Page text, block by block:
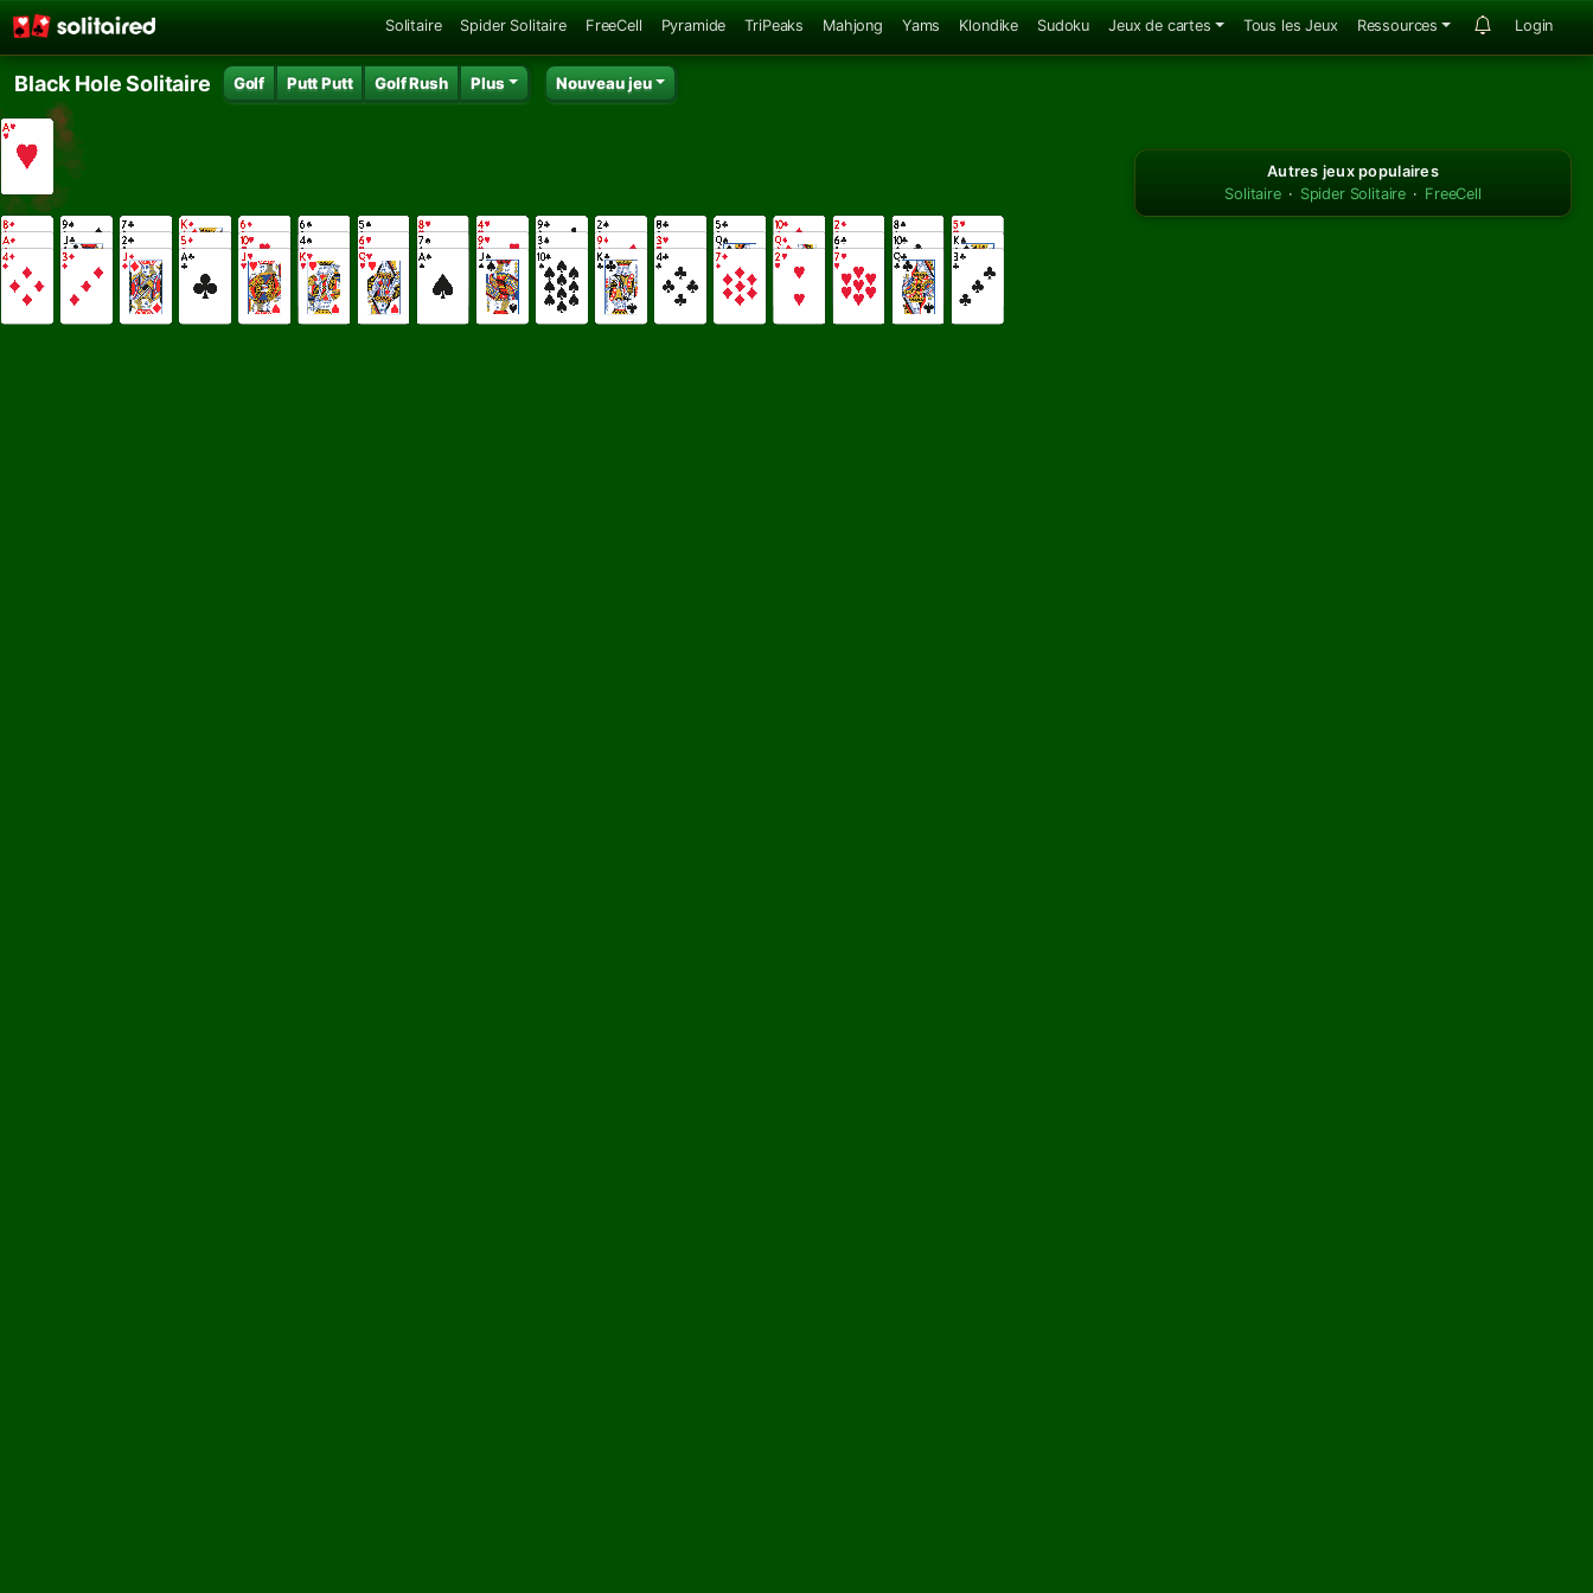
Solitaire Spider Solitaire FreeCell Pyramide TriPeaks Mahjong Yams Klondike Sudoku Jeux de cartes Tous les Jeux Ressources Login
Black Hole Solitaire Golf Putt Putt Golf Rush Plus Nouveau jeu
Autres jeux populaires
Solitaire · Spider Solitaire · FreeCell